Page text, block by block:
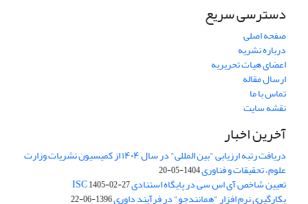
دسترسی سریع
صفحه اصلی
درباره نشریه
اعضای هیات تحریریه
ارسال مقاله
تماس با ما
نقشه سایت
آخرین اخبار
دریافت رتبه ارزیابی "بین المللی" در سال ۱۴۰۴ از کمیسیون نشریات وزارت
علوم، تحقیقات و فناوری1404-05-20
تعیین شاخص آی اس سی در پایگاه استنادی ISC1405-02-27
بکارگیری نرم افزار "همانندجو" در فرآیند داوری1396-06-22